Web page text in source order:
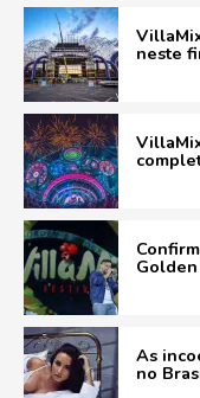
neste
As
no